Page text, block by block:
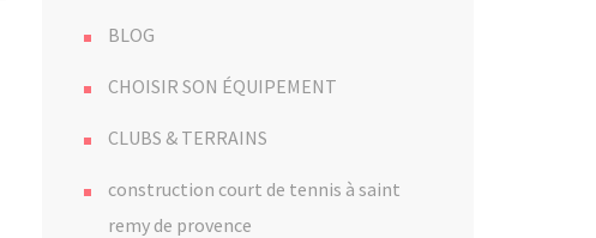
BLOG
CHOISIR SON ÉQUIPEMENT
CLUBS & TERRAINS
construction court de tennis à saint
remy de provence